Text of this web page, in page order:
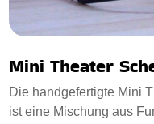
Mini Theater
Die handgefertigte Mini
ist eine Mischung aus